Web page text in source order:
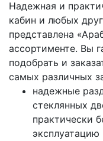
Надежная и
кабин и любых
представлена
ассортименте. Вы
подобрать и
самых различных
надежные
стеклянных
практически